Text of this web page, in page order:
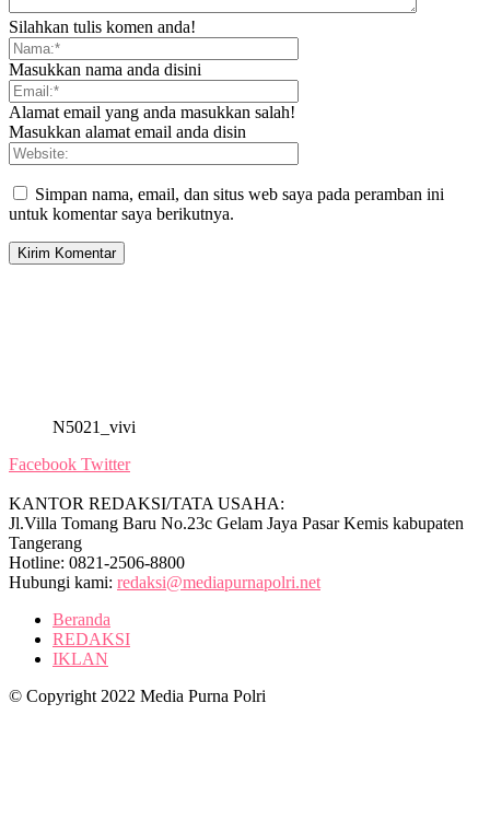
Silahkan tulis komen anda!
Masukkan nama anda disini
Alamat email yang anda masukkan salah!
Masukkan alamat email anda disin
Simpan nama, email, dan situs web saya pada peramban ini
untuk komentar saya berikutnya.
N5021_vivi
Facebook Twitter
KANTOR REDAKSI/TATA USAHA:
Jl.Villa Tomang Baru No.23c Gelam Jaya Pasar Kemis kabupaten
Tangerang
Hotline: 0821-2506-8800
Hubungi kami: redaksi@mediapurnapolri.net
Beranda
REDAKSI
IKLAN
© Copyright 2022 Media Purna Polri